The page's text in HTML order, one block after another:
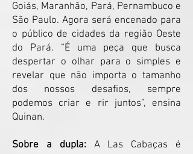
Goiás, Maranhão, Pará, Pernambuco e
São Paulo. Agora será encenado para
o público de cidades da região Oeste
do Pará. “É uma peça que busca
despertar o olhar para o simples e
revelar que não importa o tamanho
dos nossos desafios, sempre
podemos criar e rir juntos”, ensina
Quinan.
Sobre a dupla:A Las Cabaças é